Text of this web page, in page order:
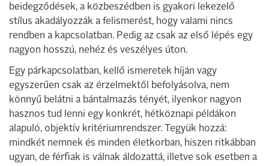
beidegződések, a közbeszédben is gyakori lekezelő
stílus akadályozzák a felismerést, hogy valami nincs
rendben a kapcsolatban. Pedig az csak az első lépés egy
nagyon hosszú, nehéz és veszélyes úton.
Egy párkapcsolatban, kellő ismeretek híján vagy
egyszerűen csak az érzelmektől befolyásolva, nem
könnyű belátni a bántalmazás tényét, ilyenkor nagyon
hasznos tud lenni egy konkrét, hétköznapi példákon
alapuló, objektív kritériumrendszer. Tegyük hozzá:
mindkét nemnek és minden életkorban, hiszen ritkábban
ugyan, de férfiak is válnak áldozattá, illetve sok esetben a